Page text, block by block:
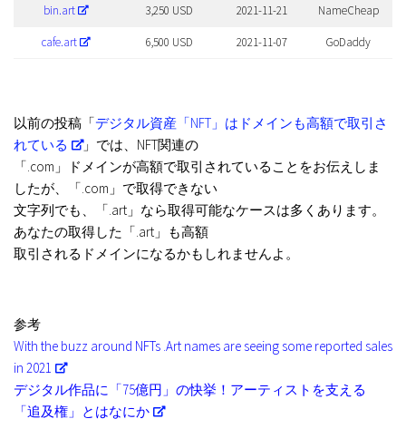
bin.art 3,250 USD 2021-11-21 NameCheap
cafe.art 6,500 USD 2021-11-07 GoDaddy
以前の投稿「デジタル資産「NFT」はドメインも高額で取引さ
れている
」では、 NFT関連の
「.com」ドメインが高額で取引されていることをお伝えしま
したが、「.com」で取得できない
文字列でも、「.art」なら取得可能なケースは多くあります。
あなたの取得した「.art」も高額
取引されるドメインになるかもしれませんよ。
参考
With the buzz around NFTs .Art names are seeing some reported sales
in 2021
デジタル作品に「75億円」の快挙！アーティストを支える
「追及権」とはなにか